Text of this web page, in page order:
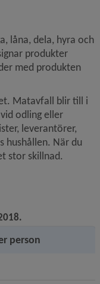
låna, dela, hyra och
produkter
med produkten
Matavfall blir till i
odling eller
leverantörer,
hushållen. När du
stor skillnad.
person